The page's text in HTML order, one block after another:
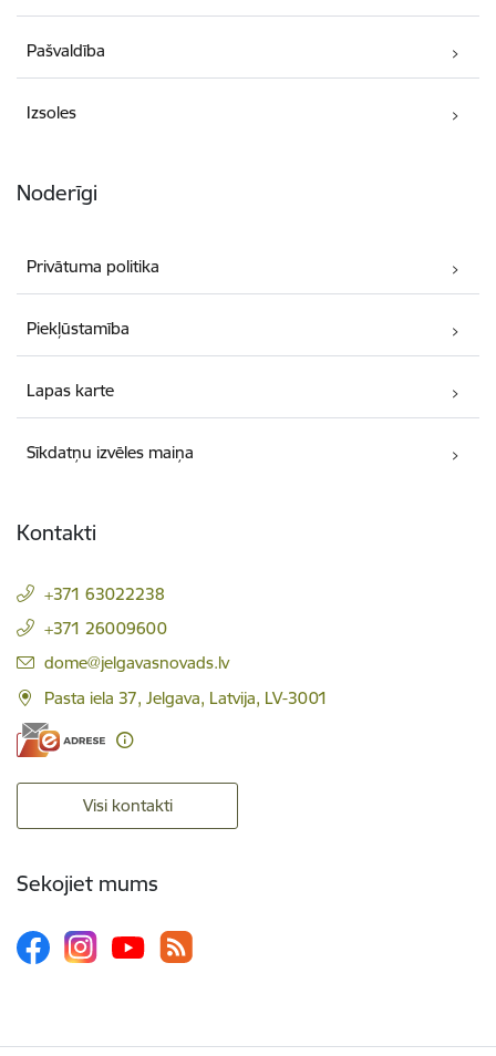
Pašvaldība
Izsoles
Noderīgi
Privātuma politika
Piekļūstamība
Lapas karte
Sīkdatņu izvēles maiņa
Kontakti
+371 63022238
+371 26009600
E-pasts:
dome@jelgavasnovads.lv
Pasta iela 37, Jelgava, Latvija, LV-3001
Visi kontakti
Sekojiet mums